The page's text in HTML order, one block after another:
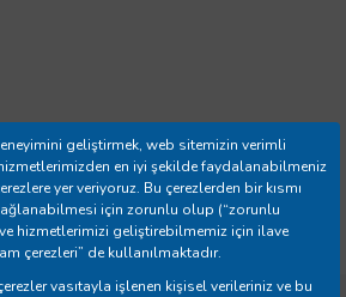
geliştirmek, web sitemizin verimli
en iyi şekilde faydalanabilmeniz
yer veriyoruz. Bu çerezlerden bir kısmı
için zorunlu olup (“zorunlu
hizmetlerimizi geliştirebilmemiz için ilave
çerezleri” de kullanılmaktadır.
vasıtayla işlenen kişisel verileriniz ve bu